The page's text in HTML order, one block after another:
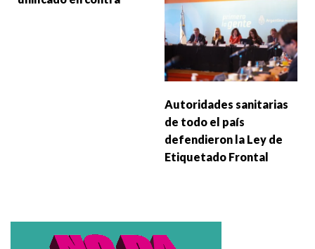
Autoridades sanitarias
de todo el país
defendieron la Ley de
Etiquetado Frontal